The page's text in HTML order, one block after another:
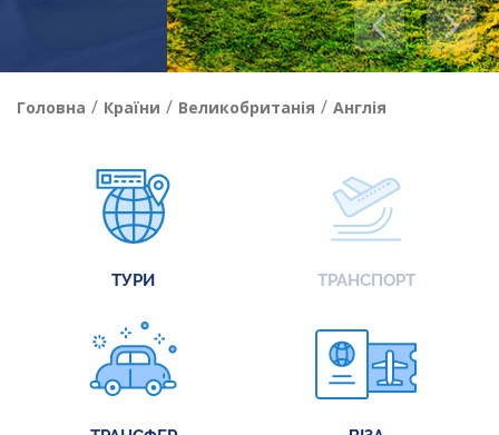
Головна / Країни / Великобританія / Англія
ТУРИ ТРАНСПОРТ